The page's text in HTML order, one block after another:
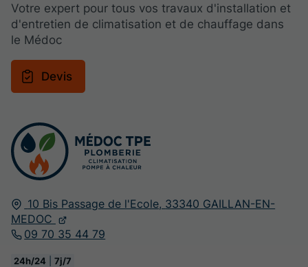
10 Bis Passage de l'Ecole, 33340 GAILLAN-EN-
MEDOC
09 70 35 44 79
24h/24 |7j/7
Votre expert pour tous vos travaux d'installation et
d'entretien de climatisation et de chauffage dans
le Médoc
Devis